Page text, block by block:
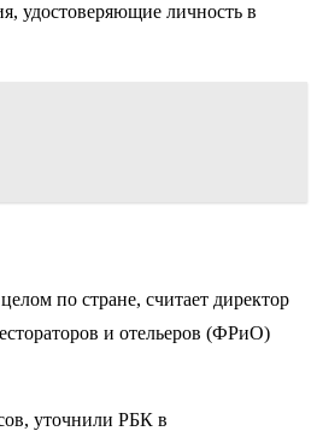
удостоверяющие личность в
по стране, считает директор
и отельеров (ФРиО)
уточнили РБК в